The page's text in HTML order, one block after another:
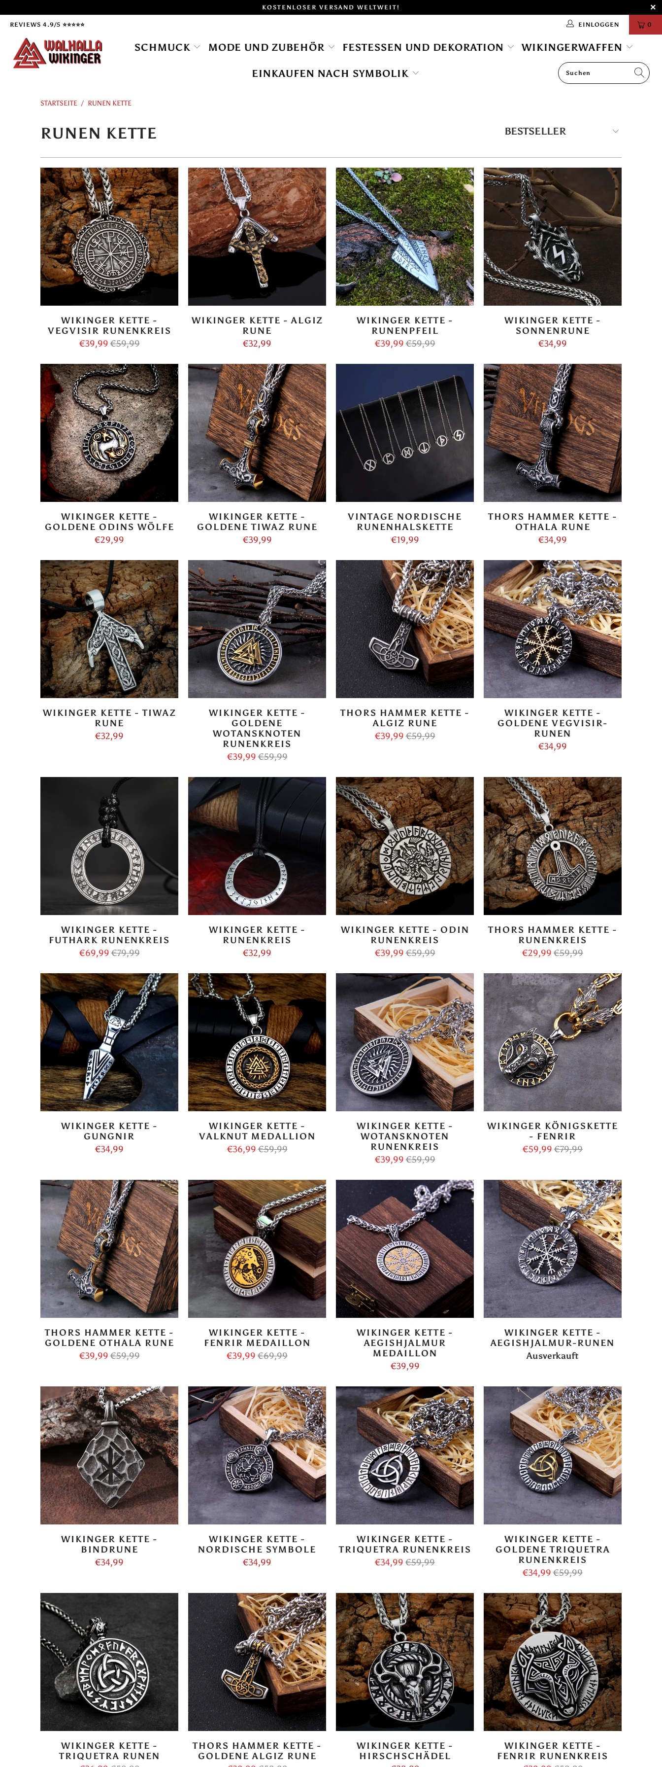
KOSTENLOSER VERSAND WELTWEIT!
REVIEWS 4.9/5 ⭐⭐⭐⭐⭐ 0
EINLOGGEN
SCHMUCK MODE UND ZUBEHÖR FESTESSEN UND DEKORATION WIKINGERWAFFEN
EINKAUFEN NACH SYMBOLIK
STARTSEITE / RUNEN KETTE
RUNEN KETTE
WIKINGER KETTE -
VEGVISIR RUNENKREIS
€39,99 €59,99
WIKINGER KETTE - ALGIZ
RUNE
€32,99
WIKINGER KETTE -
RUNENPFEIL
€39,99 €59,99
WIKINGER KETTE -
SONNENRUNE
€34,99
WIKINGER KETTE -
GOLDENE ODINS WÖLFE
€29,99
WIKINGER KETTE -
GOLDENE TIWAZ RUNE
€39,99
VINTAGE NORDISCHE
RUNENHALSKETTE
€19,99
THORS HAMMER KETTE -
OTHALA RUNE
€34,99
WIKINGER KETTE - TIWAZ
RUNE
€32,99
WIKINGER KETTE -
GOLDENE
WOTANSKNOTEN
RUNENKREIS
€39,99 €59,99
THORS HAMMER KETTE -
ALGIZ RUNE
€39,99 €59,99
WIKINGER KETTE -
GOLDENE VEGVISIR-
RUNEN
€34,99
WIKINGER KETTE -
FUTHARK RUNENKREIS
€69,99 €79,99
WIKINGER KETTE -
RUNENKREIS
€32,99
WIKINGER KETTE - ODIN
RUNENKREIS
€39,99 €59,99
THORS HAMMER KETTE -
RUNENKREIS
€29,99 €59,99
WIKINGER KETTE -
GUNGNIR
€34,99
WIKINGER KETTE -
VALKNUT MEDALLION
€36,99 €59,99
WIKINGER KETTE -
WOTANSKNOTEN
RUNENKREIS
€39,99 €59,99
WIKINGER KÖNIGSKETTE
- FENRIR
€59,99 €79,99
THORS HAMMER KETTE -
GOLDENE OTHALA RUNE
€39,99 €59,99
WIKINGER KETTE -
FENRIR MEDAILLON
€39,99 €69,99
WIKINGER KETTE -
AEGISHJALMUR
MEDAILLON
€39,99
WIKINGER KETTE -
AEGISHJALMUR-RUNEN
Ausverkauft
WIKINGER KETTE -
BINDRUNE
€34,99
WIKINGER KETTE -
NORDISCHE SYMBOLE
€34,99
WIKINGER KETTE -
TRIQUETRA RUNENKREIS
€34,99 €59,99
WIKINGER KETTE -
GOLDENE TRIQUETRA
RUNENKREIS
€34,99 €59,99
WIKINGER KETTE -
TRIQUETRA RUNEN
THORS HAMMER KETTE -
GOLDENE ALGIZ RUNE
WIKINGER KETTE -
HIRSCHSCHÄDEL
WIKINGER KETTE -
FENRIR RUNENKREIS